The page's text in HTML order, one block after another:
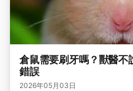
倉鼠需要刷牙嗎？獸醫不
錯誤
2026年05月03日